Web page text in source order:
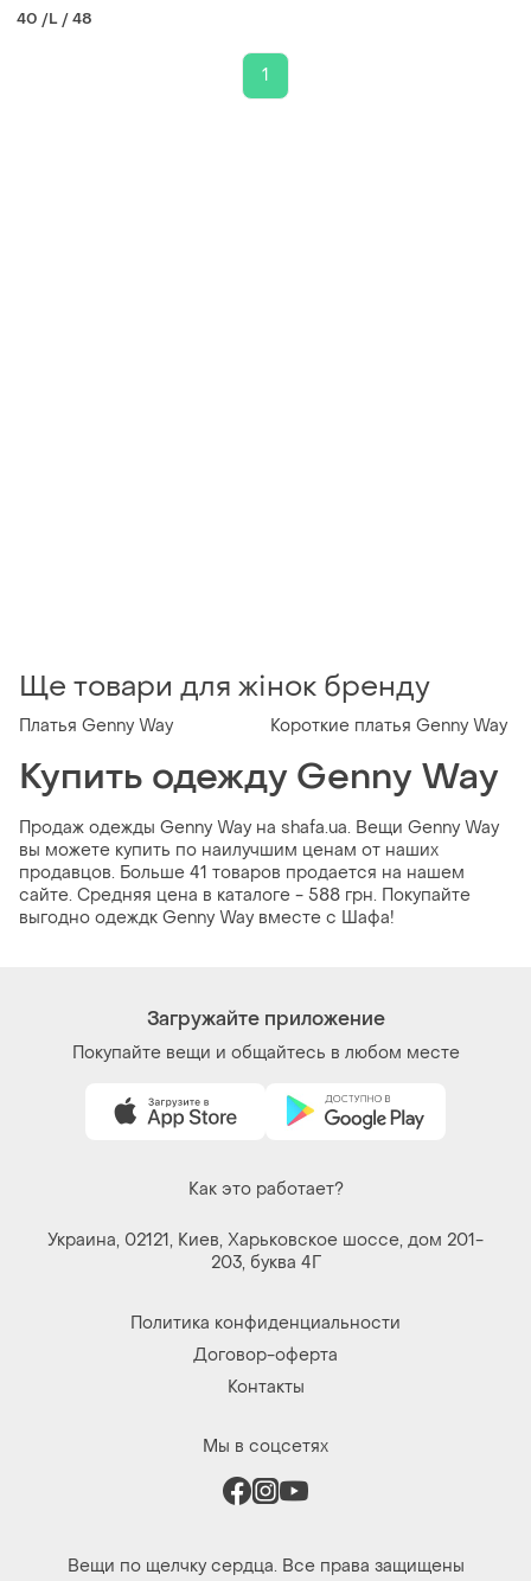
40 /L / 48
1
Ще товари для жінок бренду
Платья Genny Way Короткие платья Genny Way
Купить одежду Genny Way
Продаж одежды Genny Way на shafa.ua. Вещи Genny Way
вы можете купить по наилучшим ценам от наших
продавцов. Больше 41 товаров продается на нашем
сайте. Средняя цена в каталоге - 588 грн. Покупайте
выгодно одеждк Genny Way вместе с Шафа!
Загружайте приложение
Покупайте вещи и общайтесь в любом месте
Как это работает?
Украина, 02121, Киев, Харьковское шоссе, дом 201-
203, буква 4Г
Политика конфиденциальности
Договор-оферта
Контакты
Мы в соцсетях
Вещи по щелчку сердца. Все права защищены